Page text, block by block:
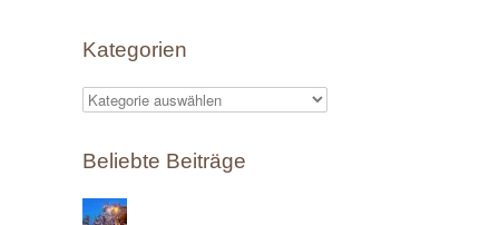
Kategorien
K
t
e
Beliebte Beiträge